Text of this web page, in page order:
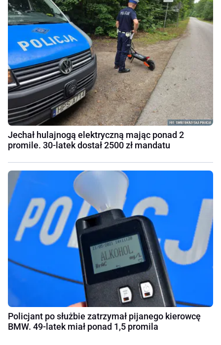
Jechał hulajnogą elektryczną mając ponad 2
promile. 30-latek dostał 2500 zł mandatu
Policjant po służbie zatrzymał pijanego kierowcę
BMW. 49-latek miał ponad 1,5 promila